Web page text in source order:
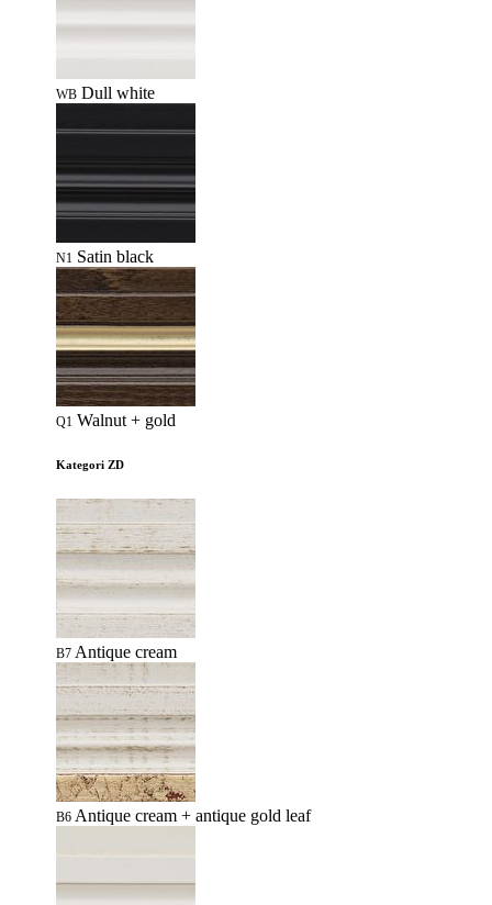
WB Dull white
N1 Satin black
Q1 Walnut + gold
Kategori ZD
B7 Antique cream
B6 Antique cream + antique gold leaf